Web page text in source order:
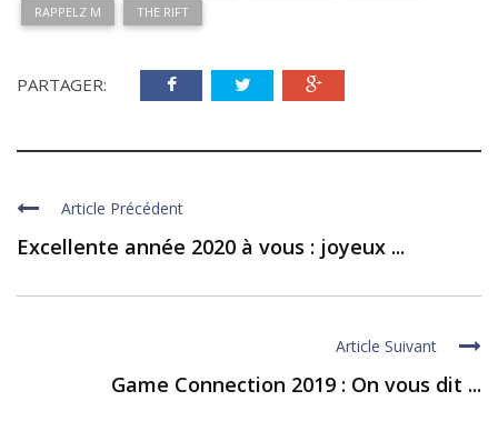
RAPPELZ M THE RIFT
PARTAGER:
Article Précédent
Excellente année 2020 à vous : joyeux ...
Article Suivant
Game Connection 2019 : On vous dit ...